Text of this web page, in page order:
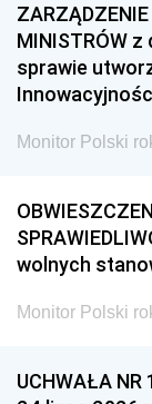
MINISTRÓW
sprawie
Monitor Polski
wolnych
Monitor Polski
UCHWAŁA NR